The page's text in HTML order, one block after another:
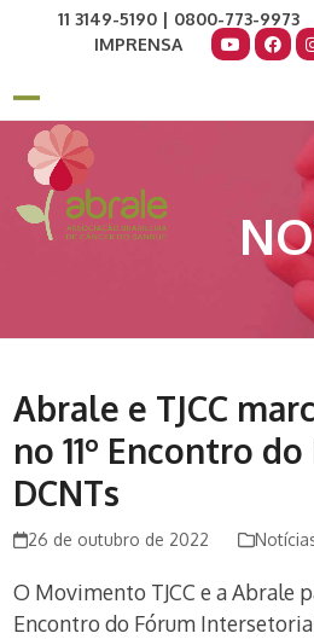
11 3149-5190 | 0800-773-9973
IMPRENSA
Open
mobile
menu
Close
mobile
menu
Abrale e TJCC
no 11º Encontro
DCNTs
26 de outubro de 2022
O Movimento TJCC e a Abrale
Encontro do Fórum